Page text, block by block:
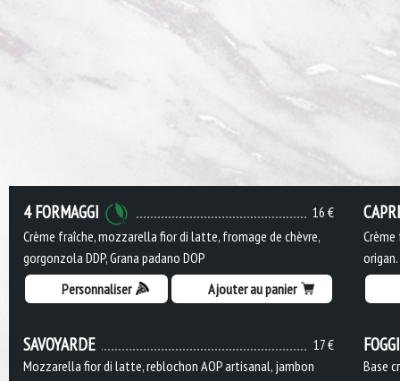
16 €
4 FORMAGGI
Crème fraîche, mozzarella fior di latte, fromage de chèvre,
gorgonzola DDP, Grana padano DOP
Personnaliser
Ajouter au panier
origan.
17 €
SAVOYARDE
Mozzarella fior di latte, reblochon AOP artisanal, jambon
Base